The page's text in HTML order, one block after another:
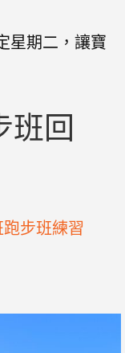
星期二，讓寶
班回
步班練習